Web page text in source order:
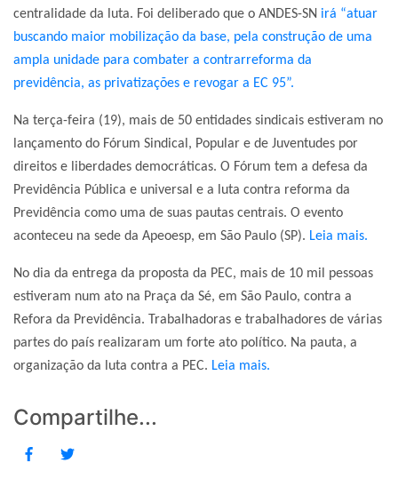
centralidade da luta. Foi deliberado que o ANDES-SN irá “atuar
buscando maior mobilização da base, pela construção de uma
ampla unidade para combater a contrarreforma da
previdência, as privatizações e revogar a EC 95”.
Na terça-feira (19), mais de 50 entidades sindicais estiveram no
lançamento do Fórum Sindical, Popular e de Juventudes por
direitos e liberdades democráticas. O Fórum tem a defesa da
Previdência Pública e universal e a luta contra reforma da
Previdência como uma de suas pautas centrais. O evento
aconteceu na sede da Apeoesp, em São Paulo (SP). Leia mais.
No dia da entrega da proposta da PEC, mais de 10 mil pessoas
estiveram num ato na Praça da Sé, em São Paulo, contra a
Refora da Previdência. Trabalhadoras e trabalhadores de várias
partes do país realizaram um forte ato político. Na pauta, a
organização da luta contra a PEC. Leia mais.
Compartilhe...